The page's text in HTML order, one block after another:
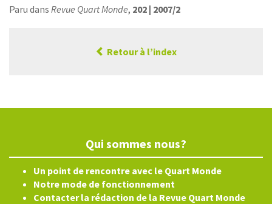
Paru dans Revue Quart Monde, 202 | 2007/2
Retour à l’index
Qui sommes nous?
Un point de rencontre avec le Quart Monde
Notre mode de fonctionnement
Contacter la rédaction de la Revue Quart Monde